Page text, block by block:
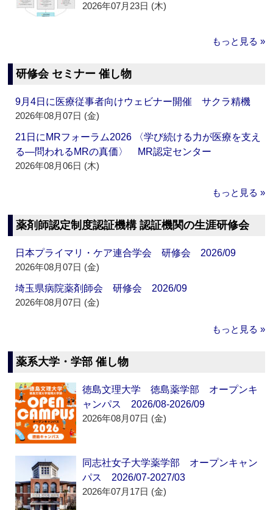
2026年07月23日 (木)
もっと見る »
研修会 セミナー 催し物
9月4日に医療従事者向けウェビナー開催 サクラ精機
2026年08月07日 (金)
21日にMRフォーラム2026 〈学び続ける力が医療を支え
る―問われるMRの真価〉 MR認定センター
2026年08月06日 (木)
もっと見る »
薬剤師認定制度認証機構 認証機関の生涯研修会
日本プライマリ・ケア連合学会 研修会 2026/09
2026年08月07日 (金)
埼玉県病院薬剤師会 研修会 2026/09
2026年08月07日 (金)
もっと見る »
薬系大学・学部 催し物
徳島文理大学 徳島薬学部 オープンキ
ャンパス 2026/08-2026/09
2026年08月07日 (金)
同志社女子大学薬学部 オープンキャン
パス 2026/07-2027/03
2026年07月17日 (金)